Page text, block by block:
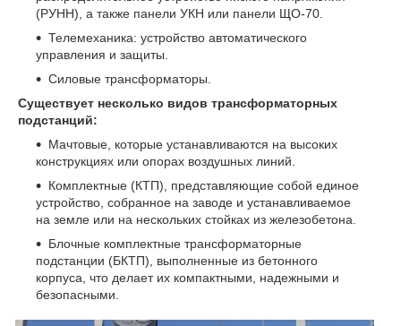
(РУНН), а также панели УКН или панели ЩО-70.
Телемеханика: устройство автоматического
управления и защиты.
Силовые трансформаторы.
Существует несколько видов трансформаторных
подстанций:
Мачтовые, которые устанавливаются на высоких
конструкциях или опорах воздушных линий.
Комплектные (КТП), представляющие собой единое
устройство, собранное на заводе и устанавливаемое
на земле или на нескольких стойках из железобетона.
Блочные комплектные трансформаторные
подстанции (БКТП), выполненные из бетонного
корпуса, что делает их компактными, надежными и
безопасными.